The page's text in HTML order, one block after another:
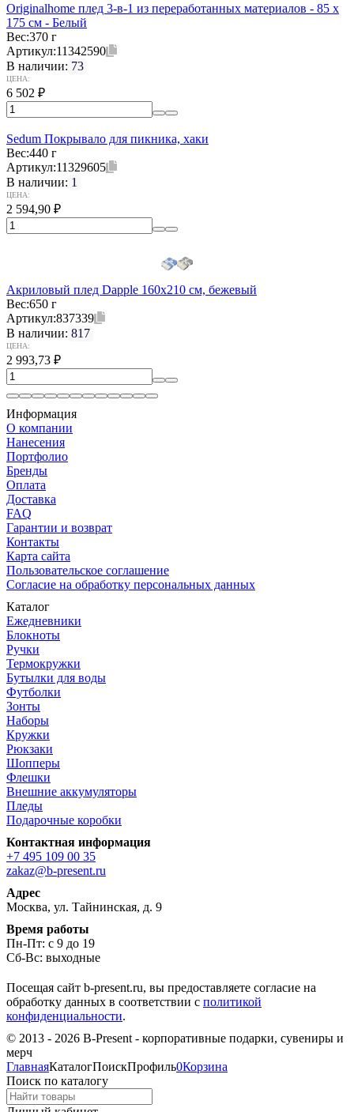
Originalhome плед 3-в-1 из переработанных материалов - 85 x
175 см - Белый
Вес:370 г
Артикул:11342590
В наличии: 73
ЦЕНА:
6 502 ₽
Sedum Покрывало для пикника, хаки
Вес:440 г
Артикул:11329605
В наличии: 1
ЦЕНА:
2 594,90 ₽
Акриловый плед Dapple 160x210 см, бежевый
Вес:650 г
Артикул:837339
В наличии: 817
ЦЕНА:
2 993,73 ₽
Информация
О компании
Нанесения
Портфолио
Бренды
Оплата
Доставка
FAQ
Гарантии и возврат
Контакты
Карта сайта
Пользовательское соглашение
Согласие на обработку персональных данных
Каталог
Ежедневники
Блокноты
Ручки
Термокружки
Бутылки для воды
Футболки
Зонты
Наборы
Кружки
Рюкзаки
Шопперы
Флешки
Внешние аккумуляторы
Пледы
Подарочные коробки
Контактная информация
+7 495 109 00 35
zakaz@b-present.ru
Адрес
Москва, ул. Тайнинская, д. 9
Время работы
Пн-Пт: с 9 до 19
Сб-Вс: выходные
Посещая сайт b-present.ru, вы предоставляете согласие на
обработку данных в соответствии с политикой
конфиденциальности.
© 2013 - 2026 B-Present - корпоративные подарки, сувениры и
мерч
ГлавнаяКаталогПоискПрофиль0Корзина
Поиск по каталогу